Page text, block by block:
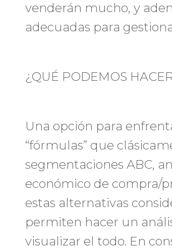
venderán mucho, y
adecuadas para
¿QUÉ PODEMOS
Una opción para
“fórmulas” que
segmentaciones ABC,
económico de compra/
estas alternativas
permiten hacer un
visualizar el todo. En